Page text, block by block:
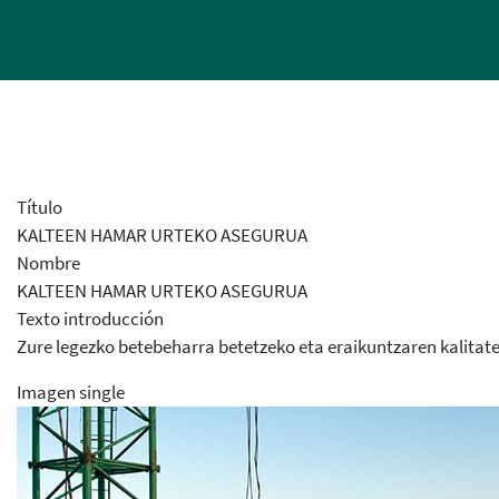
Título
KALTEEN HAMAR URTEKO ASEGURUA
Nombre
KALTEEN HAMAR URTEKO ASEGURUA
Texto introducción
Zure legezko betebeharra betetzeko eta eraikuntzaren
Imagen single